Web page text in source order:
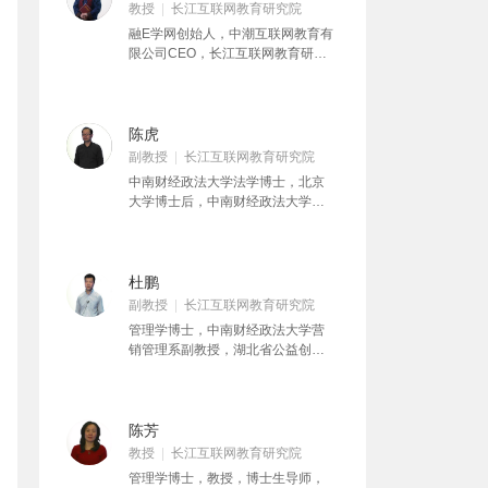
教授
长江互联网教育研究院
融E学网创始人，中潮互联网教育有
限公司CEO，长江互联网教育研究
大学，拥有中国人民大学经济学硕
士学位、武汉大学法学博士学位、
经政法大学应用经济学博士后，长
江商学院EMBA。具有高级会计师、
资总经理、金元证券股份有限公司
投资银行总部执行董事、中信海洋
直升机股份有限公司副总会计师兼
财务部经理等职务。
陈虎
副教授
长江互联网教育研究院
中南财经政法大学法学博士，北京
大学博士后，中南财经政法大学法
杜鹏
副教授
长江互联网教育研究院
管理学博士，中南财经政法大学营
销管理系副教授，湖北省公益创业
助理、新西兰坎特布雷大学访问学
者、MBA学院管理案例研究中心主
陈芳
教授
长江互联网教育研究院
管理学博士，教授，博士生导师，